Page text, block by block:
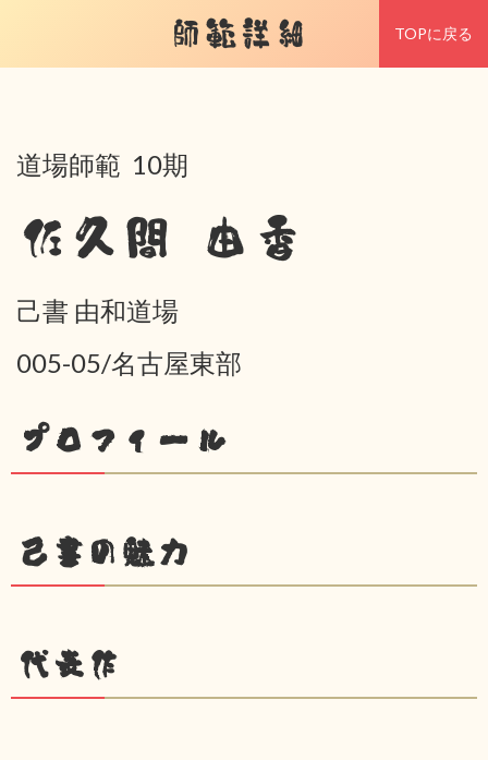
師範詳細 TOPに戻る
道場師範 10期
佐久間 由香
己書 由和道場
005-05/名古屋東部
プロフィール
己書の魅力
代表作